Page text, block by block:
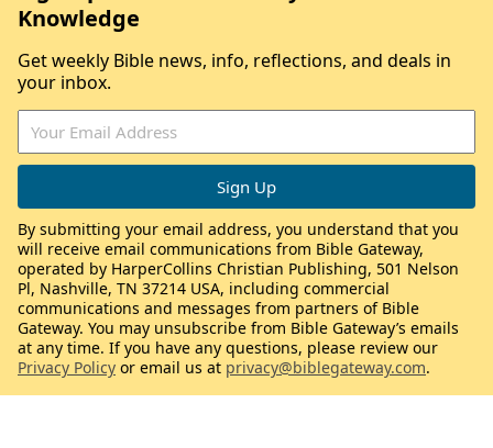
Knowledge
Get weekly Bible news, info, reflections, and deals in
your inbox.
By submitting your email address, you understand that you
will receive email communications from Bible Gateway,
operated by HarperCollins Christian Publishing, 501 Nelson
Pl, Nashville, TN 37214 USA, including commercial
communications and messages from partners of Bible
Gateway. You may unsubscribe from Bible Gateway’s emails
at any time. If you have any questions, please review our
Privacy Policy or email us at privacy@biblegateway.com.